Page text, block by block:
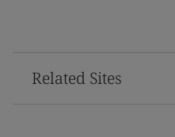
Related Sites